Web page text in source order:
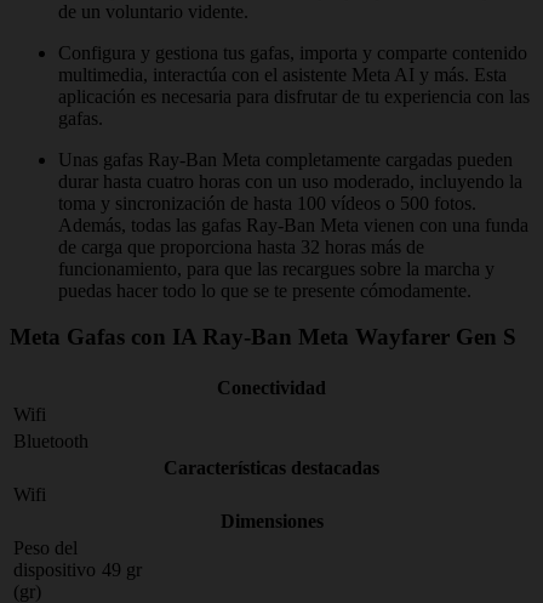
de un voluntario vidente.
Configura y gestiona tus gafas, importa y comparte contenido
multimedia, interactúa con el asistente Meta AI y más. Esta
aplicación es necesaria para disfrutar de tu experiencia con las
gafas.
Unas gafas Ray-Ban Meta completamente cargadas pueden
durar hasta cuatro horas con un uso moderado, incluyendo la
toma y sincronización de hasta 100 vídeos o 500 fotos.
Además, todas las gafas Ray-Ban Meta vienen con una funda
de carga que proporciona hasta 32 horas más de
funcionamiento, para que las recargues sobre la marcha y
puedas hacer todo lo que se te presente cómodamente.
Meta Gafas con IA Ray-Ban Meta Wayfarer Gen S
Conectividad
Wifi
Bluetooth
Características destacadas
Wifi
Dimensiones
Peso del
dispositivo
(gr)
49 gr